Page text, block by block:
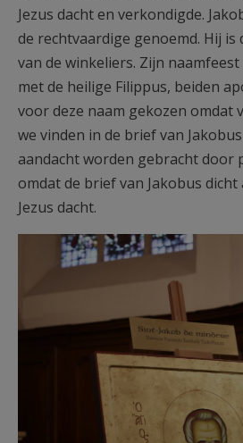
Jezus dacht en verkondigde.
de rechtvaardige genoemd. Hij
van de winkeliers. Zijn
met de heilige Filippus, beiden
voor deze naam gekozen omdat
we vinden in de brief van
aandacht worden gebracht door
omdat de brief van Jakobus
Jezus dacht.